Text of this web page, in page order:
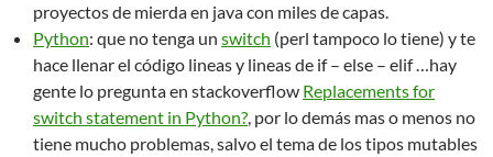
proyectos de mierda en java con miles de capas.
Python: que no tenga un switch (perl tampoco lo tiene) y te
hace llenar el código lineas y lineas de if – else – elif …hay
gente lo pregunta en stackoverflow Replacements for
switch statement in Python?, por lo demás mas o menos no
tiene mucho problemas, salvo el tema de los tipos mutables